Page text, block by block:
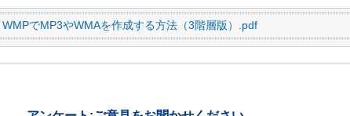
WMPでMP3やWMAを作成する方法（3階層版）.pdf